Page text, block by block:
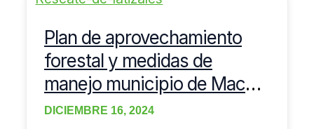
Plan de aprovechamiento
forestal y medidas de
manejo municipio de Maceo
Antioquia
DICIEMBRE 16, 2024